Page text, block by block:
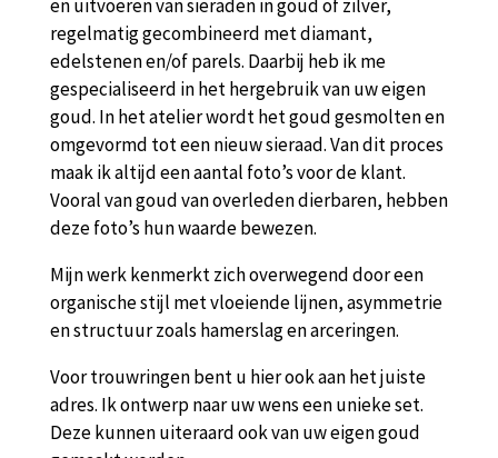
en uitvoeren van sieraden in goud of zilver,
regelmatig gecombineerd met diamant,
edelstenen en/of parels. Daarbij heb ik me
gespecialiseerd in het hergebruik van uw eigen
goud. In het atelier wordt het goud gesmolten en
omgevormd tot een nieuw sieraad. Van dit proces
maak ik altijd een aantal foto’s voor de klant.
Vooral van goud van overleden dierbaren, hebben
deze foto’s hun waarde bewezen.
Mijn werk kenmerkt zich overwegend door een
organische stijl met vloeiende lijnen, asymmetrie
en structuur zoals hamerslag en arceringen.
Voor trouwringen bent u hier ook aan het juiste
adres. Ik ontwerp naar uw wens een unieke set.
Deze kunnen uiteraard ook van uw eigen goud